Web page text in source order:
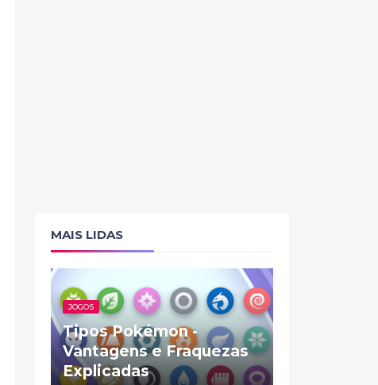
MAIS LIDAS
JOGOS
Tipos Pokémon -
Vantagens e Fraquezas
Explicadas